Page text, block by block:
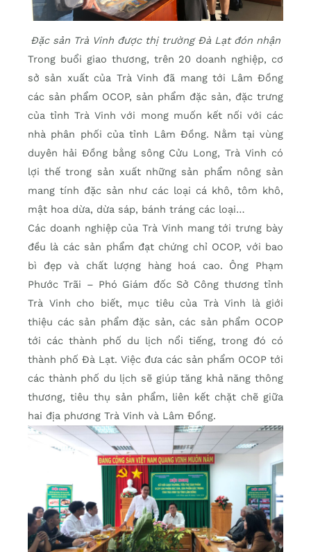
Đặc sản Trà Vinh được thị trường Đà Lạt đón nhận
Trong buổi giao thương, trên 20 doanh nghiệp, cơ
sở sản xuất của Trà Vinh đã mang tới Lâm Đồng
các sản phẩm OCOP, sản phẩm đặc sản, đặc trưng
của tỉnh Trà Vinh với mong muốn kết nối với các
nhà phân phối của tỉnh Lâm Đồng. Nằm tại vùng
duyên hải Đồng bằng sông Cửu Long, Trà Vinh có
lợi thế trong sản xuất những sản phẩm nông sản
mang tính đặc sản như các loại cá khô, tôm khô,
mật hoa dừa, dừa sáp, bánh tráng các loại…
Các doanh nghiệp của Trà Vinh mang tới trưng bày
đều là các sản phẩm đạt chứng chỉ OCOP, với bao
bì đẹp và chất lượng hàng hoá cao. Ông Phạm
Phước Trãi – Phó Giám đốc Sở Công thương tỉnh
Trà Vinh cho biết, mục tiêu của Trà Vinh là giới
thiệu các sản phẩm đặc sản, các sản phẩm OCOP
tới các thành phố du lịch nổi tiếng, trong đó có
thành phố Đà Lạt. Việc đưa các sản phẩm OCOP tới
các thành phố du lịch sẽ giúp tăng khả năng thông
thương, tiêu thụ sản phẩm, liên kết chặt chẽ giữa
hai địa phương Trà Vinh và Lâm Đồng.